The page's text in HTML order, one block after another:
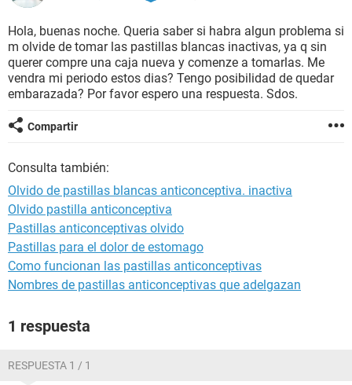
SEXUALIDAD
GLOSARIO
Hola, buenas noche. Queria saber si habra algun problema si
m olvide de tomar las pastillas blancas inactivas, ya q sin
querer compre una caja nueva y comenze a tomarlas. Me
vendra mi periodo estos dias? Tengo posibilidad de quedar
embarazada? Por favor espero una respuesta. Sdos.
Compartir
Consulta también:
Olvido de pastillas blancas anticonceptiva. inactiva
Olvido pastilla anticonceptiva
Pastillas anticonceptivas olvido
Pastillas para el dolor de estomago
Como funcionan las pastillas anticonceptivas
Nombres de pastillas anticonceptivas que adelgazan
1 respuesta
RESPUESTA 1 / 1